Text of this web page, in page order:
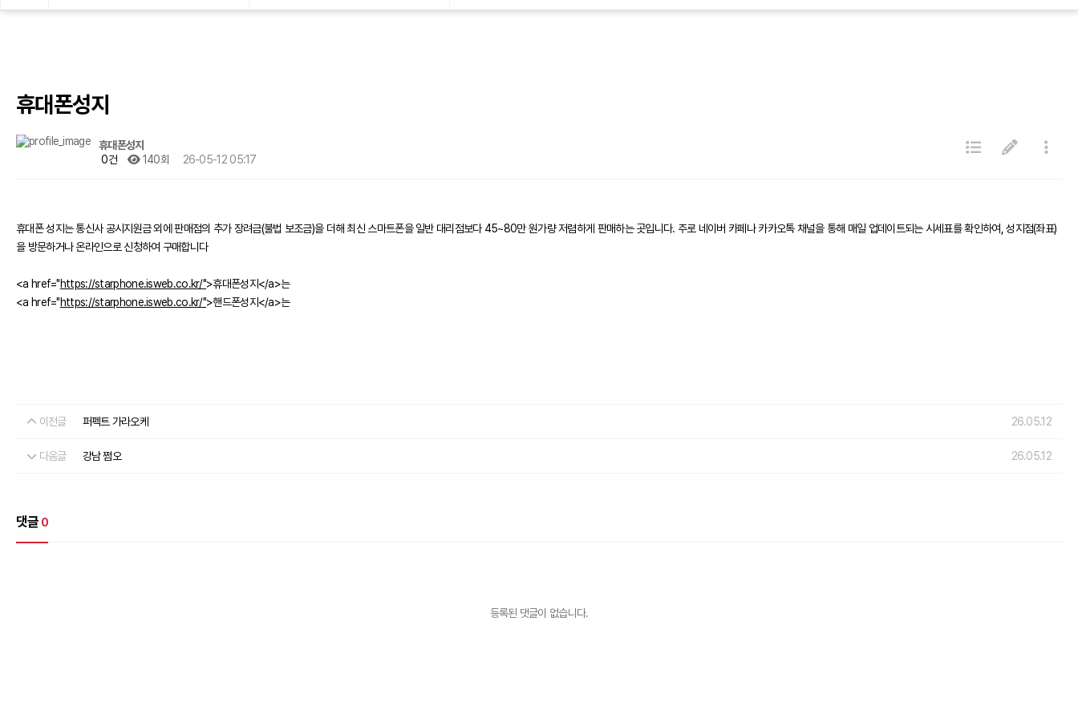
휴대폰성지
휴대폰성지
0건
140회 26-05-12 05:17
휴대폰 성지는 통신사 공시지원금 외에 판매점의 추가 장려금(불법 보조금)을 더해 최신 스마트폰을 일반 대리점보다 45~80만 원가량 저렴하게 판매하는 곳입니다. 주로 네이버 카페나 카카오톡 채널을 통해 매일 업데이트되는 시세표를 확인하여, 성지점(좌표)
을 방문하거나 온라인으로 신청하여 구매합니다
<a href="https://starphone.isweb.co.kr/">휴대폰성지</a>는
<a href="https://starphone.isweb.co.kr/">핸드폰성지</a>는
이전글 퍼펙트 가라오케 26.05.12
다음글 강남 쩜오 26.05.12
댓글 0
등록된 댓글이 없습니다.